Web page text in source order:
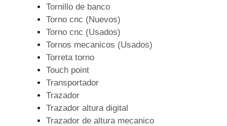
Tornillo de banco
Torno cnc (Nuevos)
Torno cnc (Usados)
Tornos mecanicos (Usados)
Torreta torno
Touch point
Transportador
Trazador
Trazador altura digital
Trazador de altura mecanico